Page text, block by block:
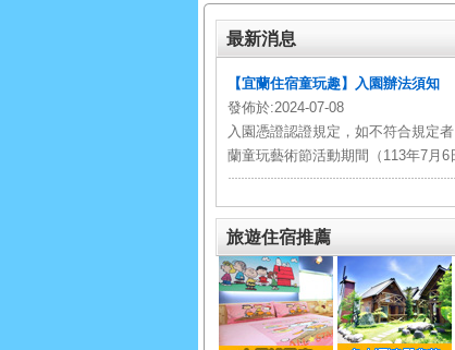
最新消息
【宜蘭住宿童玩趣】入園辦法須知
發佈於:2024-07-08
入園憑證認證規定，如不符合規定
蘭童玩藝術節活動期間（113年7月
旅遊住宿推薦